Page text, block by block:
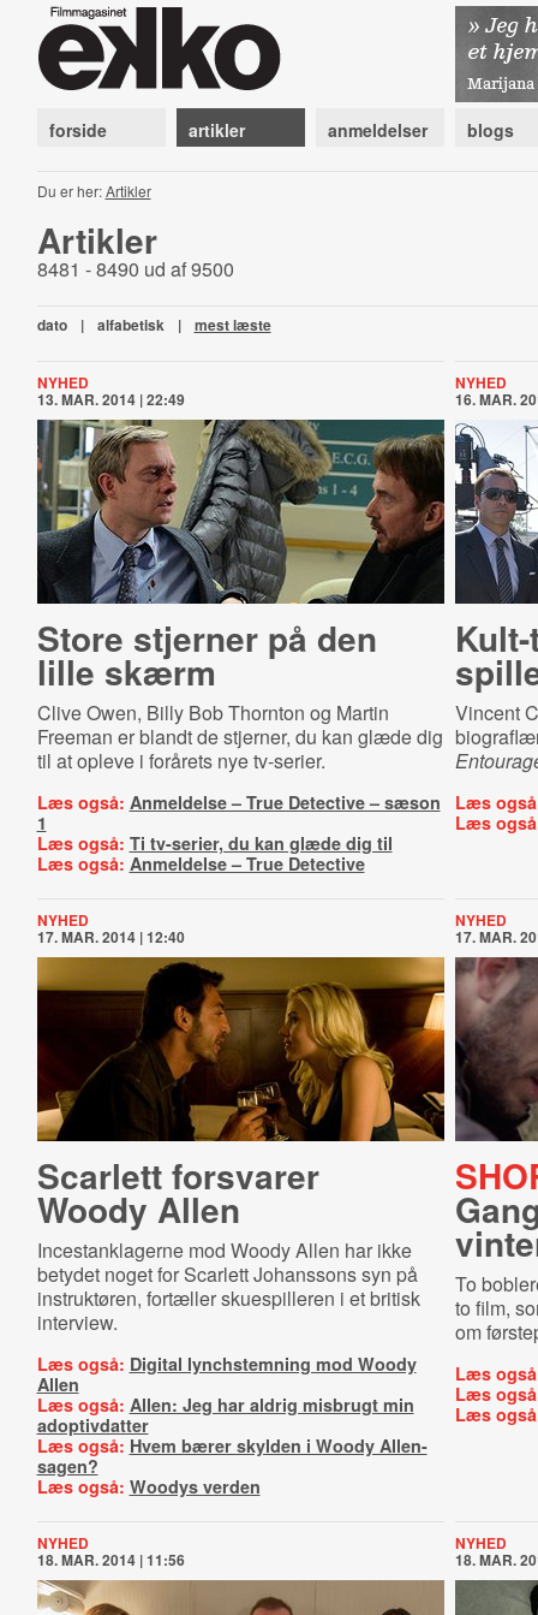
forside artikler anmeldelser blogs
Du er her:Artikler
Artikler
8481 - 8490 ud af 9500
dato | alfabetisk | mest læste
NYHED
13. MAR. 2014 | 22:49
Store stjerner på den
lille skærm
Clive Owen, Billy Bob Thornton og Martin
Freeman er blandt de stjerner, du kan glæde dig
til at opleve i forårets nye tv-serier.
Læs også: Anmeldelse – True Detective – sæson
1
Læs også: Ti tv-serier, du kan glæde dig til
Læs også: Anmeldelse – True Detective
NYHED
16. MAR.
Vincent
Læs
Læs
NYHED
17. MAR. 2014 | 12:40
Scarlett forsvarer
Woody Allen
Incestanklagerne mod Woody Allen har ikke
betydet noget for Scarlett Johanssons syn på
instruktøren, fortæller skuespilleren i et britisk
interview.
Læs også: Digital lynchstemning mod Woody
Allen
Læs også: Allen: Jeg har aldrig misbrugt min
adoptivdatter
Læs også: Hvem bærer skylden i Woody Allen-
sagen?
Læs også: Woodys verden
NYHED
17. MAR.
To
to film,
om
Læs
Læs
Læs
NYHED
18. MAR. 2014 | 11:56
NYHED
18. MAR.